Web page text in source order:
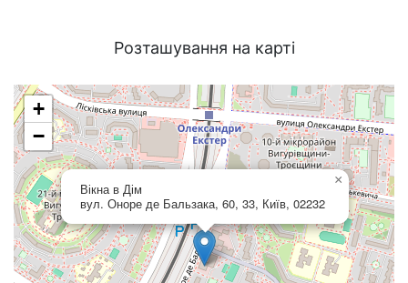
Розташування на карті
Вікна в Дім
вул. Оноре де Бальзака, 60, 33, Київ, 02232
×
+
−